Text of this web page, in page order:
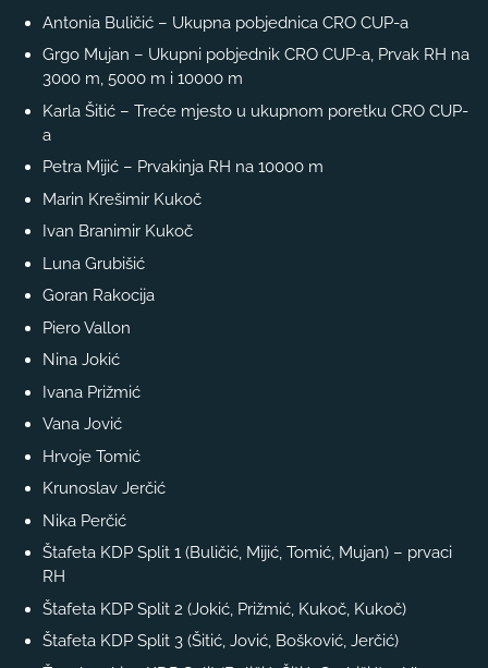
Antonia Buličić – Ukupna pobjednica CRO CUP-a
Grgo Mujan – Ukupni pobjednik CRO CUP-a, Prvak RH na
3000 m, 5000 m i 10000 m
Karla Šitić – Treće mjesto u ukupnom poretku CRO CUP-
a
Petra Mijić – Prvakinja RH na 10000 m
Marin Krešimir Kukoč
Ivan Branimir Kukoč
Luna Grubišić
Goran Rakocija
Piero Vallon
Nina Jokić
Ivana Prižmić
Vana Jović
Hrvoje Tomić
Krunoslav Jerčić
Nika Perčić
Štafeta KDP Split 1 (Buličić, Mijić, Tomić, Mujan) – prvaci
RH
Štafeta KDP Split 2 (Jokić, Prižmić, Kukoč, Kukoč)
Štafeta KDP Split 3 (Šitić, Jović, Bošković, Jerčić)